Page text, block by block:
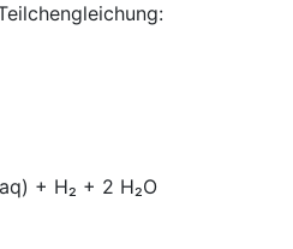
+ H₂ + 2 H₂O